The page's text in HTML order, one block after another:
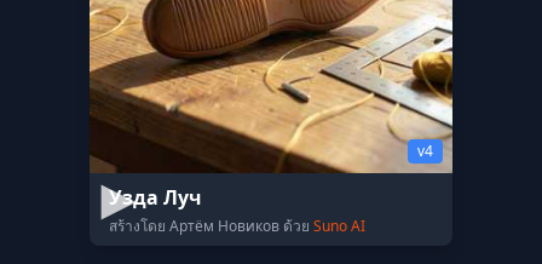
v4
Узда Луч
สร้างโดย Артём Новиков ด้วย Suno AI